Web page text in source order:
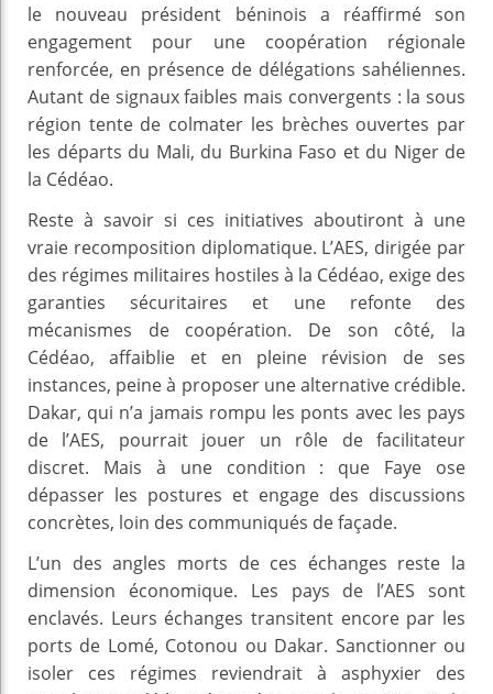
le nouveau président béninois a réaffirmé son
engagement pour une coopération régionale
renforcée, en présence de délégations sahéliennes.
Autant de signaux faibles mais convergents : la sous
région tente de colmater les brèches ouvertes par
les départs du Mali, du Burkina Faso et du Niger de
la Cédéao.
Reste à savoir si ces initiatives aboutiront à une
vraie recomposition diplomatique. L’AES, dirigée par
des régimes militaires hostiles à la Cédéao, exige des
garanties sécuritaires et une refonte des
mécanismes de coopération. De son côté, la
Cédéao, affaiblie et en pleine révision de ses
instances, peine à proposer une alternative crédible.
Dakar, qui n’a jamais rompu les ponts avec les pays
de l’AES, pourrait jouer un rôle de facilitateur
discret. Mais à une condition : que Faye ose
dépasser les postures et engage des discussions
concrètes, loin des communiqués de façade.
L’un des angles morts de ces échanges reste la
dimension économique. Les pays de l’AES sont
enclavés. Leurs échanges transitent encore par les
ports de Lomé, Cotonou ou Dakar. Sanctionner ou
isoler ces régimes reviendrait à asphyxier des